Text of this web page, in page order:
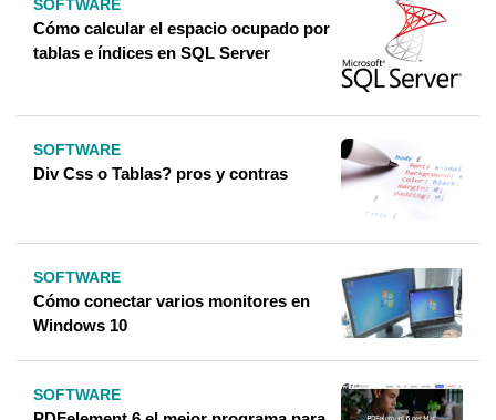
SOFTWARE
Cómo calcular el espacio ocupado por
tablas e índices en SQL Server
SOFTWARE
Div Css o Tablas? pros y contras
SOFTWARE
Cómo conectar varios monitores en
Windows 10
SOFTWARE